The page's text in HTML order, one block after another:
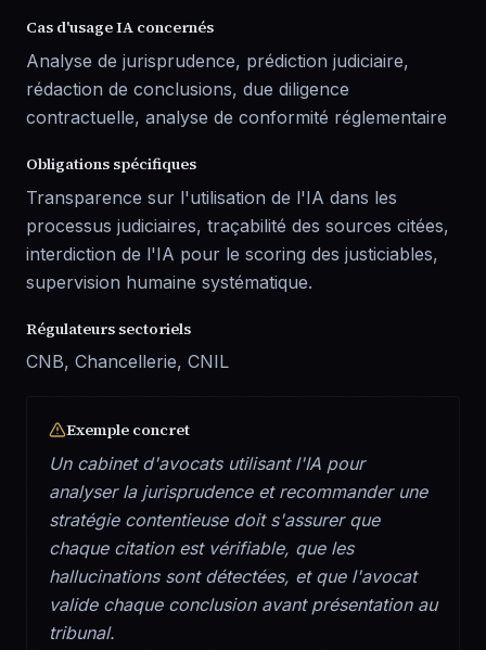
Cas d'usage IA concernés
Analyse de jurisprudence, prédiction judiciaire,
rédaction de conclusions, due diligence
contractuelle, analyse de conformité réglementaire
Obligations spécifiques
Transparence sur l'utilisation de l'IA dans les
processus judiciaires, traçabilité des sources citées,
interdiction de l'IA pour le scoring des justiciables,
supervision humaine systématique.
Régulateurs sectoriels
CNB, Chancellerie, CNIL
Exemple concret
Un cabinet d'avocats utilisant l'IA pour
analyser la jurisprudence et recommander une
stratégie contentieuse doit s'assurer que
chaque citation est vérifiable, que les
hallucinations sont détectées, et que l'avocat
valide chaque conclusion avant présentation au
tribunal.